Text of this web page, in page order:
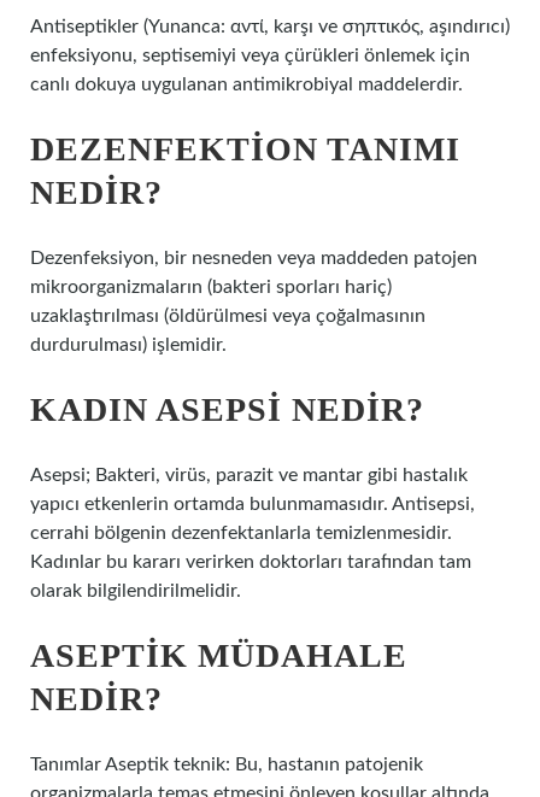
Antiseptikler (Yunanca: αντί, karşı ve σηπτικός, aşındırıcı)
enfeksiyonu, septisemiyi veya çürükleri önlemek için
canlı dokuya uygulanan antimikrobiyal maddelerdir.
DEZENFEKTION TANIMI
NEDIR?
Dezenfeksiyon, bir nesneden veya maddeden patojen
mikroorganizmaların (bakteri sporları hariç)
uzaklaştırılması (öldürülmesi veya çoğalmasının
durdurulması) işlemidir.
KADIN ASEPSI NEDIR?
Asepsi; Bakteri, virüs, parazit ve mantar gibi hastalık
yapıcı etkenlerin ortamda bulunmamasıdır. Antisepsi,
cerrahi bölgenin dezenfektanlarla temizlenmesidir.
Kadınlar bu kararı verirken doktorları tarafından tam
olarak bilgilendirilmelidir.
ASEPTIK MÜDAHALE
NEDIR?
Tanımlar Aseptik teknik: Bu, hastanın patojenik